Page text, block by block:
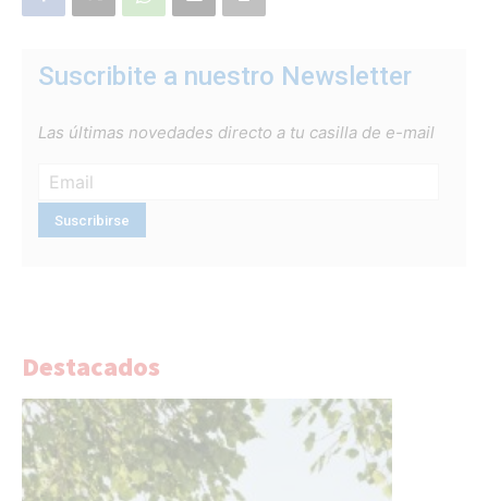
Suscribite a nuestro Newsletter
Las últimas novedades directo a tu casilla de e-mail
Destacados